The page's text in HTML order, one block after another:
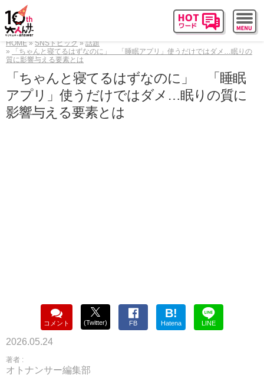
HOME SNSトピック
話題
「ちゃんと寝てるはずなのに」 「睡眠アプリ」使うだけではダメ…眠りの
質に影響与える要素とは
「ちゃんと寝てるはずなのに」 「睡眠
アプリ」使うだけではダメ…眠りの質に
影響与える要素とは
コメント (Twitter) FB
B!
Hatena LINE
2026.05.24
著者 :
オトナンサー編集部